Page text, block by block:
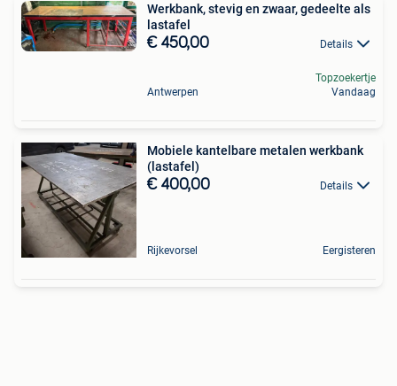
Werkbank, stevig en zwaar, gedeelte als
lastafel
€ 450,00 Details
Antwerpen
Topzoekertje
Vandaag
Mobiele kantelbare metalen werkbank
(lastafel)
€ 400,00 Details
Rijkevorsel Eergisteren